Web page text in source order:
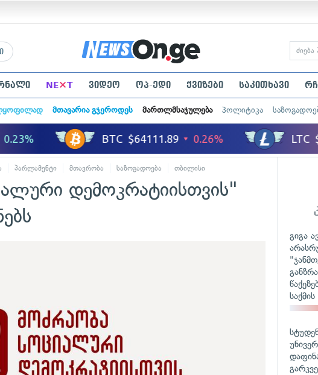
NE×T ვიდეო ოპ-ედი ქვიზები საკითხავი
მთავარია გჯეროდეს მართლმსაჯულება პოლიტიკა
პარლამენტი მთავრობა საზოგადოება თბილისი
დემოკრატიისთვის"
გიგა